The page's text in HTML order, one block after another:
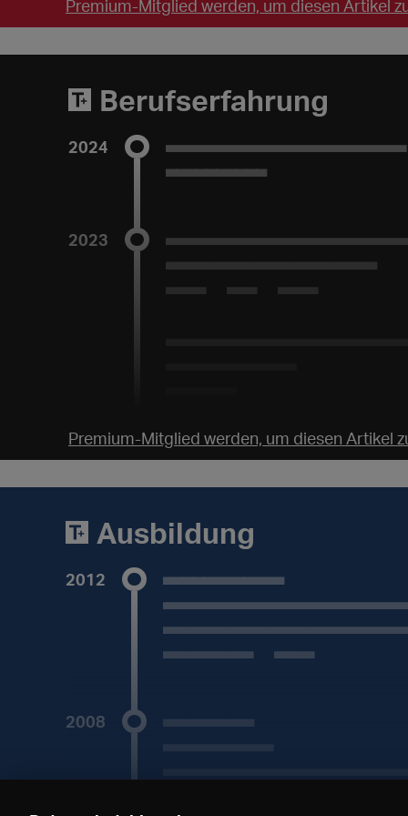
Premium-Mitglied werden, um diesen Artikel
Berufserfahrung
2024 ________________________
__________
2023
_____________________
2020 bis 2023
2021
ab 2021
________________________
______________
Premium-Mitglied werden, um diesen Artikel
Ausbildung
2012 ____________
Abschluss 2012
2008 _________